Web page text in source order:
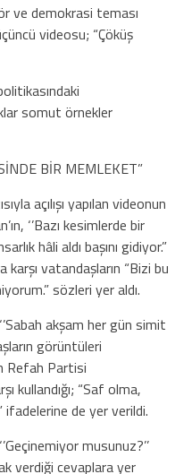
ve demokrasi teması
videosu; “Çöküş
somut örnekler
BİR MEMLEKET”
açılışı yapılan videonun
‘’Bazı kesimlerde bir
hâli aldı başını gidiyor.”
karşı vatandaşların “Bizi bu
sözleri yer aldı.
akşam her gün simit
görüntüleri
Refah Partisi
kullandığı; “Saf olma,
ifadelerine de yer verildi.
musunuz?’’
verdiği cevaplara yer